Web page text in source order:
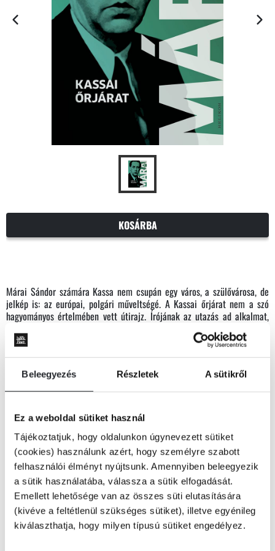
Beleegyezés Részletek A sütikről
Ez a weboldal sütiket használ
Tájékoztatjuk, hogy oldalunkon úgynevezett sütiket
(cookies) használunk azért, hogy személyre szabott
felhasználói élményt nyújtsunk. Amennyiben beleegyezik
a sütik használatába, válassza a sütik elfogadását.
Emellett lehetősége van az összes süti elutasítására
(kivéve a feltétlenül szükséges sütiket), illetve egyénileg
kiválaszthatja, hogy milyen típusú sütiket engedélyez.
KOSÁRBA
Márai Sándor számára Kassa nem csupán egy város, a szülővárosa, de
jelkép is: az európai, polgári műveltségé. A Kassai őrjárat nem a szó
hagyományos értelmében vett útirajz. Írójának az utazás ad alkalmat,
hogy e nagyobb lélegzetű esszében a kor kérdéseiről elmélkedjék. Márai
a szellem védelmében lép fel, egy kultúra védelmezőjeként, s egyben
kritikusaként. […] Mint oly sokan a korban, az írástudók felelősségét
Tovább
KÖNYV ADATAI
VIDEÓK
RÉSZLET A KÖNYVBŐL